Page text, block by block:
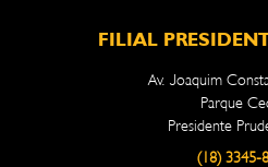
FILIAL
Av. Joaquim
Parque
Presidente
(18) 3345-